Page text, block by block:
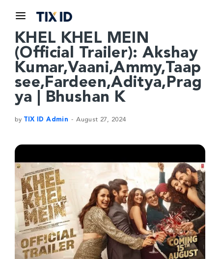
KHEL KHEL MEIN
(Official Trailer): Akshay
Kumar,Vaani,Ammy,Taap
see,Fardeen,Aditya,Prag
ya | Bhushan K
by TIX ID Admin August 27, 2024